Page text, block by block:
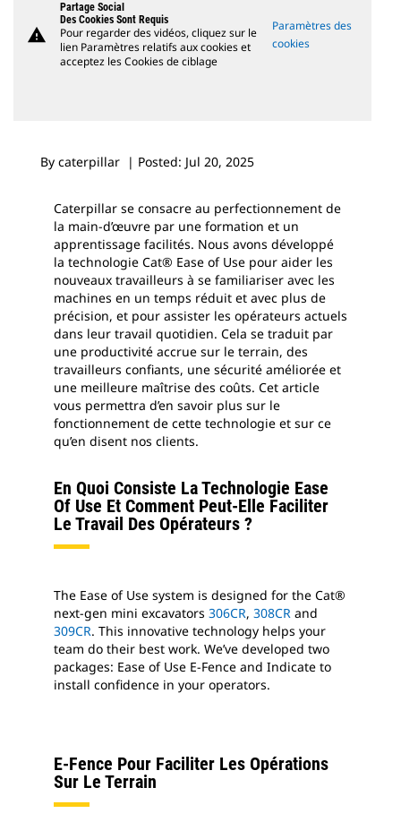
warning
Partage Social
Des Cookies Sont Requis
Pour regarder des vidéos, cliquez sur le
lien Paramètres relatifs aux cookies et
acceptez les Cookies de ciblage
Paramètres des
cookies
By caterpillar | Posted: Jul 20, 2025
Caterpillar se consacre au perfectionnement de
la main-d’œuvre par une formation et un
apprentissage facilités. Nous avons développé
la technologie Cat® Ease of Use pour aider les
nouveaux travailleurs à se familiariser avec les
machines en un temps réduit et avec plus de
précision, et pour assister les opérateurs actuels
dans leur travail quotidien. Cela se traduit par
une productivité accrue sur le terrain, des
travailleurs confiants, une sécurité améliorée et
une meilleure maîtrise des coûts. Cet article
vous permettra d’en savoir plus sur le
fonctionnement de cette technologie et sur ce
qu’en disent nos clients.
En Quoi Consiste La Technologie Ease
Of Use Et Comment Peut-Elle Faciliter
Le Travail Des Opérateurs ?
The Ease of Use system is designed for the Cat®
next-gen mini excavators 306CR, 308CR and
309CR. This innovative technology helps your
team do their best work. We’ve developed two
packages: Ease of Use E-Fence and Indicate to
install confidence in your operators.
E-Fence Pour Faciliter Les Opérations
Sur Le Terrain